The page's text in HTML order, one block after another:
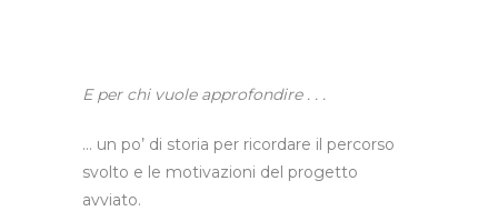
E per chi vuole approfondire . . .
… un po’ di storia per ricordare il percorso
svolto e le motivazioni del progetto
avviato.